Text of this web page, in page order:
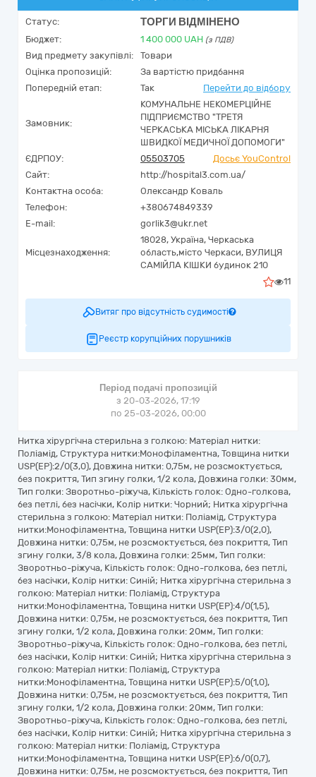
Статус: ТОРГИ ВІДМІНЕНО
Бюджет: 1 400 000 UAH (з ПДВ)
Вид предмету закупівлі:
Товари
Оцінка пропозицій:
За вартістю придбання
Попередній етап:
Так Перейти до відбору
Замовник:
КОМУНАЛЬНЕ НЕКОМЕРЦІЙНЕ
ПІДПРИЄМСТВО "ТРЕТЯ
ЧЕРКАСЬКА МІСЬКА ЛІКАРНЯ
ШВИДКОЇ МЕДИЧНОЇ ДОПОМОГИ"
ЄДРПОУ:
05503705
Досьє YouControl
Сайт:
http://hospital3.com.ua/
Контактна особа:
Олександр Коваль
Телефон:
+380674849339
E-mail:
gorlik3@ukr.net
Місцезнаходження:
18028, Україна, Черкаська
область,місто Черкаси, ВУЛИЦЯ
САМІЙЛА КІШКИ будинок 210
11
Витяг про відсутність судимості
Реєстр корупційних порушників
Період подачі пропозицій
з 20-03-2026, 17:19
по 25-03-2026, 00:00
Нитка хірургічна стерильна з голкою: Матеріал нитки:
Поліамід, Структура нитки:Монофіламентна, Товщина нитки
USP(EP):2/0(3,0), Довжина нитки: 0,75м, не розсмоктується,
без покриття, Тип згину голки, 1/2 кола, Довжина голки: 30мм,
Тип голки: Зворотньо-ріжуча, Кількість голок: Одно-голкова,
без петлі, без насічки, Колір нитки: Чорний; Нитка хірургічна
стерильна з голкою: Матеріал нитки: Поліамід, Структура
нитки:Монофіламентна, Товщина нитки USP(EP):3/0(2,0),
Довжина нитки: 0,75м, не розсмоктується, без покриття, Тип
згину голки, 3/8 кола, Довжина голки: 25мм, Тип голки:
Зворотньо-ріжуча, Кількість голок: Одно-голкова, без петлі,
без насічки, Колір нитки: Синій; Нитка хірургічна стерильна з
голкою: Матеріал нитки: Поліамід, Структура
нитки:Монофіламентна, Товщина нитки USP(EP):4/0(1,5),
Довжина нитки: 0,75м, не розсмоктується, без покриття, Тип
згину голки, 1/2 кола, Довжина голки: 20мм, Тип голки:
Зворотньо-ріжуча, Кількість голок: Одно-голкова, без петлі,
без насічки, Колір нитки: Синій; Нитка хірургічна стерильна з
голкою: Матеріал нитки: Поліамід, Структура
нитки:Монофіламентна, Товщина нитки USP(EP):5/0(1,0),
Довжина нитки: 0,75м, не розсмоктується, без покриття, Тип
згину голки, 1/2 кола, Довжина голки: 20мм, Тип голки:
Зворотньо-ріжуча, Кількість голок: Одно-голкова, без петлі,
без насічки, Колір нитки: Синій; Нитка хірургічна стерильна з
голкою: Матеріал нитки: Поліамід, Структура
нитки:Монофіламентна, Товщина нитки USP(EP):6/0(0,7),
Довжина нитки: 0,75м, не розсмоктується, без покриття, Тип